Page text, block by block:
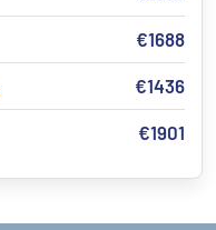
€1688
€1436
€1901